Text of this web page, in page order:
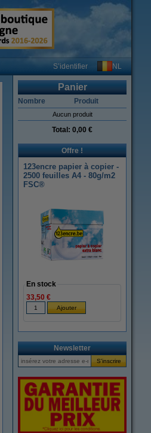
S’identifier NL
Panier
Nombre Produit
Aucun produit
Total: 0,00 €
Offre !
123encre papier à copier -
2500 feuilles A4 - 80g/m2
FSC®
En stock
33,50 €
Newsletter